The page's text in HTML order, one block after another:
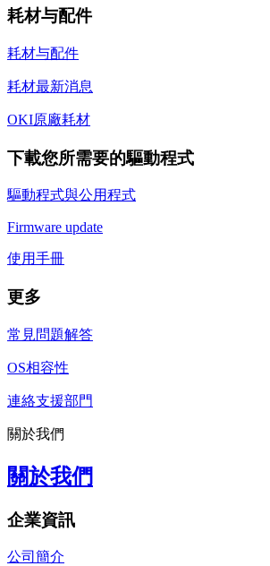
耗材与配件
耗材与配件
耗材最新消息
OKI原廠耗材
下載您所需要的驅動程式
驅動程式與公用程式
Firmware update
使用手冊
更多
常見問題解答
OS相容性
連絡支援部門
關於我們
關於我們
企業資訊
公司簡介